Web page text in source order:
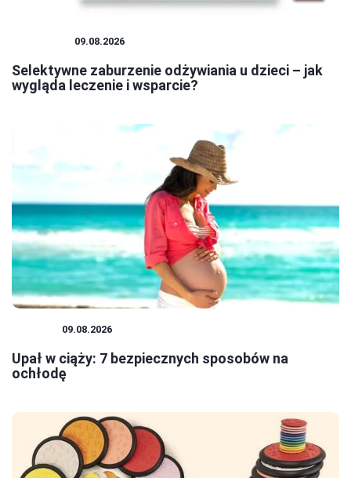
09.08.2026
Selektywne zaburzenie odżywiania u dzieci – jak
wygląda leczenie i wsparcie?
09.08.2026
Upał w ciąży: 7 bezpiecznych sposobów na
ochłodę